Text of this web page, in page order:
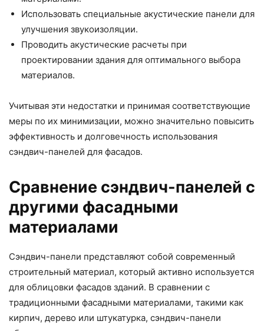
Использовать специальные акустические панели для
улучшения звукоизоляции.
Проводить акустические расчеты при
проектировании здания для оптимального выбора
материалов.
Учитывая эти недостатки и принимая соответствующие
меры по их минимизации, можно значительно повысить
эффективность и долговечность использования
сэндвич-панелей для фасадов.
Сравнение сэндвич-панелей с
другими фасадными
материалами
Сэндвич-панели представляют собой современный
строительный материал, который активно используется
для облицовки фасадов зданий. В сравнении с
традиционными фасадными материалами, такими как
кирпич, дерево или штукатурка, сэндвич-панели